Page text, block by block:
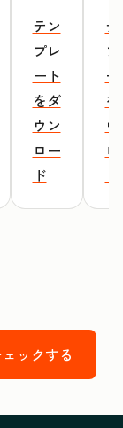
テン
プレ
ート
をダ
ウン
ロー
ド
ックする